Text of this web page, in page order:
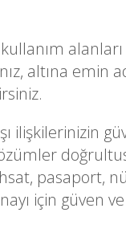
altına emin
ilişkilerinizin
pasaport,
için güven